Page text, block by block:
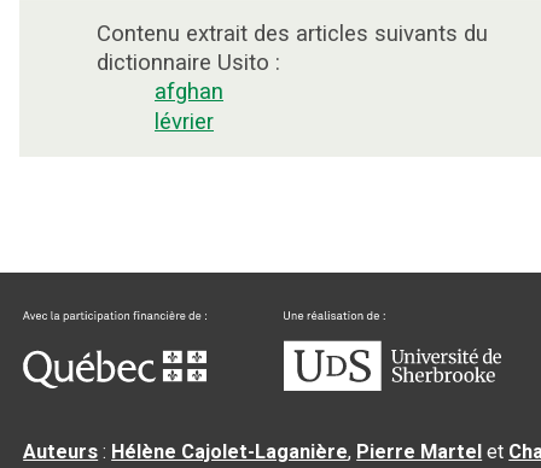
Contenu extrait des articles suivants du
dictionnaire Usito :
afghan
lévrier
Auteurs : Hélène Cajolet-Laganière, Pierre Martel et